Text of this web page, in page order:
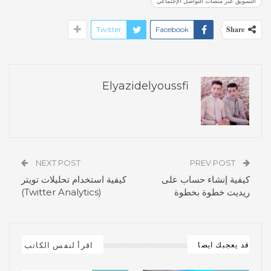
Share
Facebook
Twitter
Elyazidelyoussfi
كيفية إنشاء حساب على
ريديت خطوة بخطوة
NEXT POST
كيفية استخدام تحليلات تويتر
(Twitter Analytics)
قد يعجبك ايضا اقرأ لنفس الكاتب